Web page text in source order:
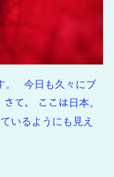
。 今日も久々にブ
て、 ここは日本。
いるようにも見え